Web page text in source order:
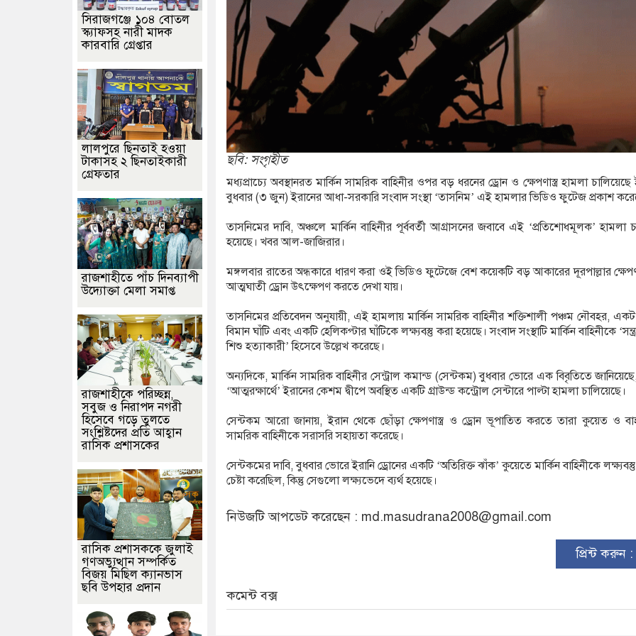
ছবি: সংগৃহীত
মধ্যপ্রাচ্যে অবস্থানরত মার্কিন সামরিক বাহিনীর ওপর বড় ধরনের ড্রোন ও ক্ষেপণাস্ত্র হামলা চালিয়েছে
বুধবার (৩ জুন) ইরানের আধা-সরকারি সংবাদ সংস্থা ‘তাসনিম’ এই হামলার ভিডিও ফুটেজ প্রকাশ
তাসনিমের দাবি, অঞ্চলে মার্কিন বাহিনীর পূর্ববর্তী আগ্রাসনের জবাবে এই ‘প্রতিশোধমূলক’ হামলা
হয়েছে। খবর আল-জাজিরার।
মঙ্গলবার রাতের অন্ধকারে ধারণ করা ওই ভিডিও ফুটেজে বেশ কয়েকটি বড় আকারের দূরপাল্লার
আত্মঘাতী ড্রোন উৎক্ষেপণ করতে দেখা যায়।
তাসনিমের প্রতিবেদন অনুযায়ী, এই হামলায় মার্কিন সামরিক বাহিনীর শক্তিশালী পঞ্চম নৌবহর, একট
বিমান ঘাঁটি এবং একটি হেলিকপ্টার ঘাঁটিকে লক্ষ্যবস্তু করা হয়েছে। সংবাদ সংস্থাটি মার্কিন বাহিনীকে
শিশু হত্যাকারী’ হিসেবে উল্লেখ করেছে।
অন্যদিকে, মার্কিন সামরিক বাহিনীর সেন্ট্রাল কমান্ড (সেন্টকম) বুধবার ভোরে এক বিবৃতিতে
‘আত্মরক্ষার্থে’ ইরানের কেশম দ্বীপে অবস্থিত একটি গ্রাউন্ড কন্ট্রোল সেন্টারে পাল্টা হামলা চালিয়েছে।
সেন্টকম আরো জানায়, ইরান থেকে ছোঁড়া ক্ষেপণাস্ত্র ও ড্রোন ভূপাতিত করতে তারা কুয়েত ও
সামরিক বাহিনীকে সরাসরি সহায়তা করেছে।
সেন্টকমের দাবি, বুধবার ভোরে ইরানি ড্রোনের একটি ‘অতিরিক্ত ঝাঁক’ কুয়েতে মার্কিন বাহিনীকে
চেষ্টা করেছিল, কিন্তু সেগুলো লক্ষ্যভেদে ব্যর্থ হয়েছে।
নিউজটি আপডেট করেছেন : md.masudrana2008@gmail.com
প্রিন্ট করুন :
কমেন্ট বক্স
সিরাজগঞ্জে ১০৪ বোতল
স্ক্যাফসহ নারী মাদক
কারবারি গ্রেপ্তার
লালপুরে ছিনতাই হওয়া
টাকাসহ ২ ছিনতাইকারী
গ্রেফতার
রাজশাহীতে পাঁচ দিনব্যাপী
উদ্যোক্তা মেলা সমাপ্ত
রাজশাহীকে পরিচ্ছন্ন,
সবুজ ও নিরাপদ নগরী
হিসেবে গড়ে তুলতে
সংশ্লিষ্টদের প্রতি আহ্বান
রাসিক প্রশাসকের
রাসিক প্রশাসককে জুলাই
গণঅভ্যুত্থান সম্পর্কিত
বিজয় মিছিল ক্যানভাস
ছবি উপহার প্রদান